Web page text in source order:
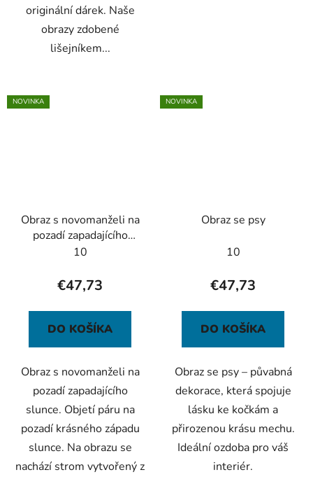
originální dárek. Naše
obrazy zdobené
lišejníkem...
NOVINKA
Obraz s novomanželi na
pozadí zapadajícího
slunce
10
€47,73
DO KOŠÍKA
Obraz s novomanželi na
pozadí zapadajícího
slunce. Objetí páru na
pozadí krásného západu
slunce. Na obrazu se
nachází strom vytvořený z
NOVINKA
Obraz se psy
10
€47,73
DO KOŠÍKA
Obraz se psy – půvabná
dekorace, která spojuje
lásku ke kočkám a
přirozenou krásu mechu.
Ideální ozdoba pro váš
interiér.